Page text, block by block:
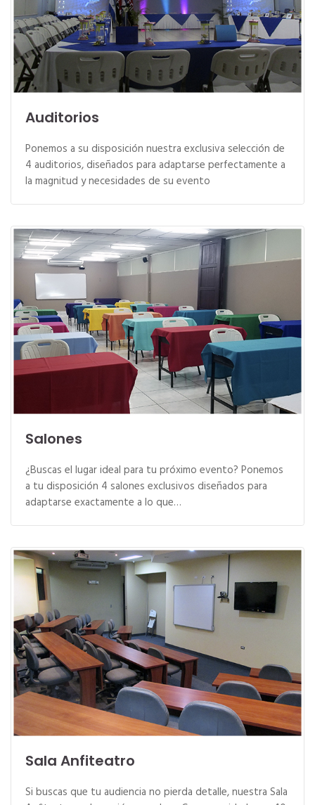
Auditorios
Ponemos a su disposición nuestra exclusiva selección de
4 auditorios, diseñados para adaptarse perfectamente a
la magnitud y necesidades de su evento
Salones
¿Buscas el lugar ideal para tu próximo evento? Ponemos
a tu disposición 4 salones exclusivos diseñados para
adaptarse exactamente a lo que…
Sala Anfiteatro
Si buscas que tu audiencia no pierda detalle, nuestra Sala